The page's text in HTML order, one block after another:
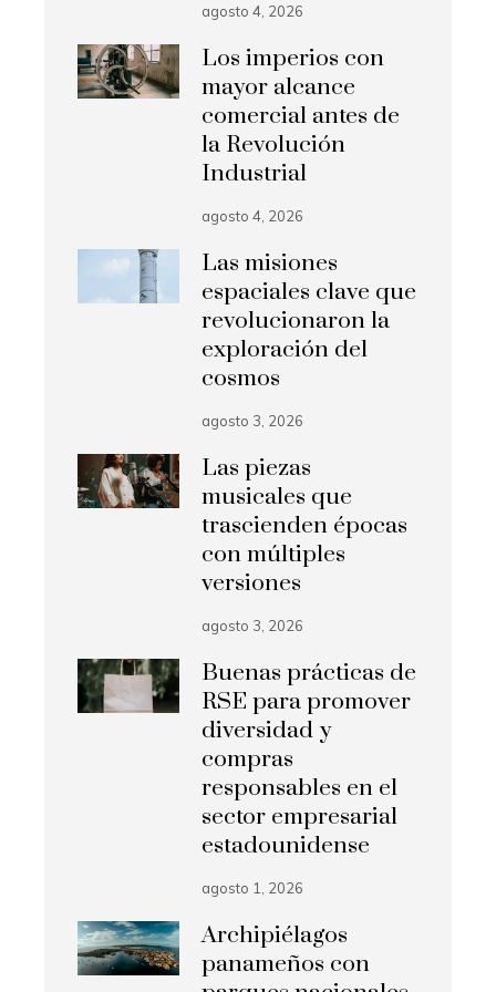
agosto 4, 2026
Los imperios con
mayor alcance
comercial antes de
la Revolución
Industrial
agosto 4, 2026
Las misiones
espaciales clave que
revolucionaron la
exploración del
cosmos
agosto 3, 2026
Las piezas
musicales que
trascienden épocas
con múltiples
versiones
agosto 3, 2026
Buenas prácticas de
RSE para promover
diversidad y
compras
responsables en el
sector empresarial
estadounidense
agosto 1, 2026
Archipiélagos
panameños con